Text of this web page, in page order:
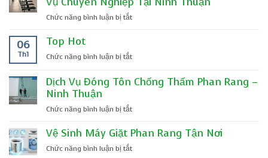
Chức năng bình luận bị tắtở
Thang
Phan
–
Vụ
Nghiệp
06
Th1
Top Hot
Chức năng bình luận bị tắtở
Hot
Dịch Vụ Đóng Tôn Chống Thấm Phan Rang –
Ninh Thuận
Chức năng bình luận bị tắtở
Vụ
Tôn
Vệ Sinh Máy Giặt Phan Rang Tận Nơi
Chức năng bình luận bị tắtở